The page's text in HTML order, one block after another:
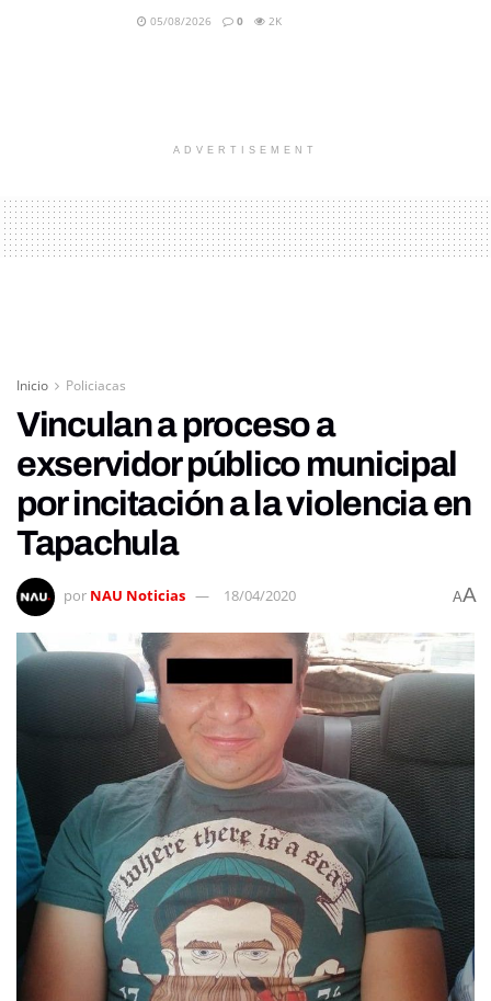
05/08/2026 0 2K
ADVERTISEMENT
Inicio Policiacas
Vinculan a proceso a
exservidor público municipal
por incitación a la violencia en
Tapachula
por NAU Noticias 18/04/2020 AA